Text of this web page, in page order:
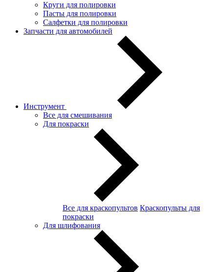
Круги для полировки
Пасты для полировки
Салфетки для полировки
Запчасти для автомобилей
Инструмент
Все для смешивания
Для покраски
Все для краскопультов Краскопульты для
покраски
Для шлифования